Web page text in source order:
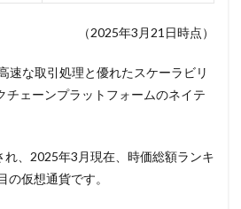
（2025年3月21日時点）
速な取引処理と優れたスケーラビリ
チェーンプラットフォームのネイテ
、2025年3月現在、時価総額ランキ
の仮想通貨です。